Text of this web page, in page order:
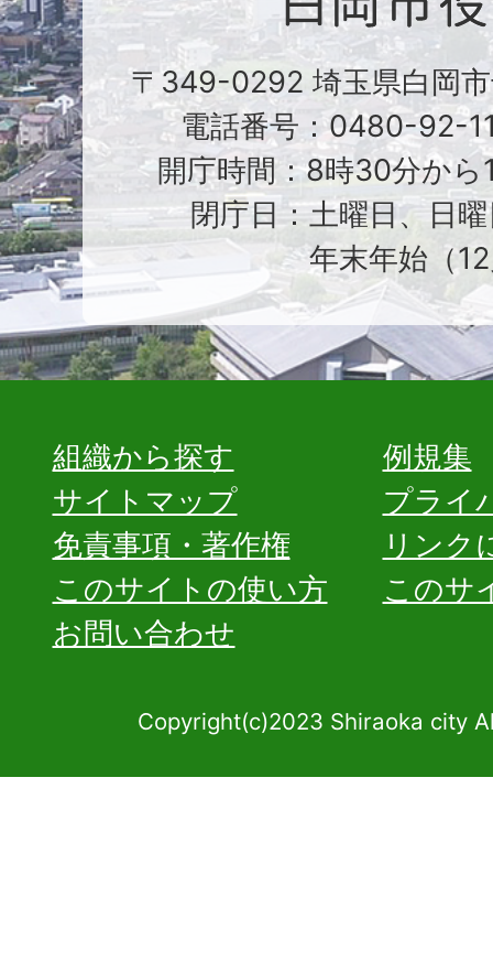
〒349-0292 埼玉県白岡
電話番号：0480-92-
開庁時間：8時30分から
閉庁日：土曜日、日
年末年始（
組織から探す
例規集
サイトマップ
プライ
免責事項・著作権
リンク
このサイトの使い方
このサ
お問い合わせ
Copyright(c)2023 Shiraoka city